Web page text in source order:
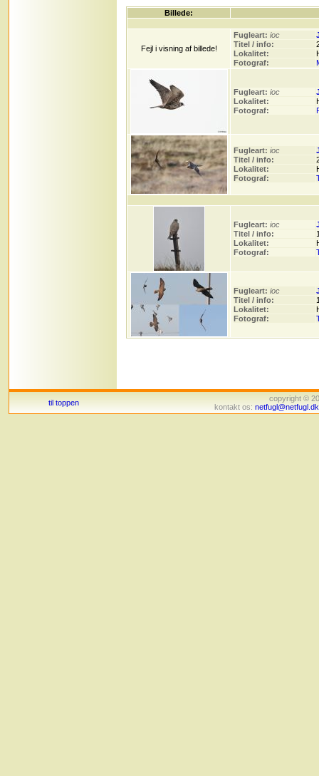
Billede:
Fejl i visning af billede!
Fugleart: ioc
Titel / info:
Lokalitet:
Fotograf:
Fugleart: ioc
Lokalitet:
Fotograf:
Fugleart: ioc
Titel / info:
Lokalitet:
Fotograf:
Fugleart: ioc
Titel / info:
Lokalitet:
Fotograf:
Fugleart: ioc
Titel / info:
Lokalitet:
Fotograf:
til toppen
copyright ©
kontakt os: netfugl@netfugl.dk